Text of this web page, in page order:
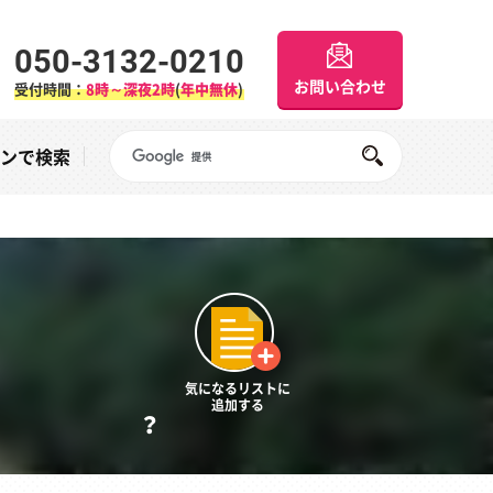
050-3132-0210
受付時間：8時～深夜2時(年中無休) お問い合わせ
で検索
？
気になるリストに
追加する